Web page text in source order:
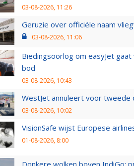
03-08-2026, 11:26
Geruzie over officiële naam
03-08-2026, 11:06
Biedingsoorlog om easyJet
bod
03-08-2026, 10:43
WestJet annuleert voor tweede
03-08-2026, 10:02
VisionSafe wijst Europese
01-08-2026, 8:00